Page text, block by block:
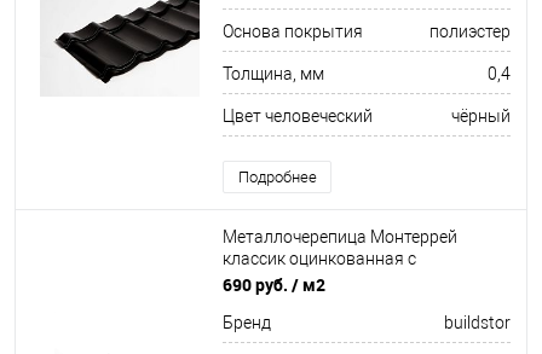
Основа покрытия полиэстер
Толщина, мм 0,4
Цвет человеческий чёрный
Подробнее
Металлочерепица Монтеррей
классик оцинкованная с
полимерным покрытием
690 руб. / м2
Бренд buildstor